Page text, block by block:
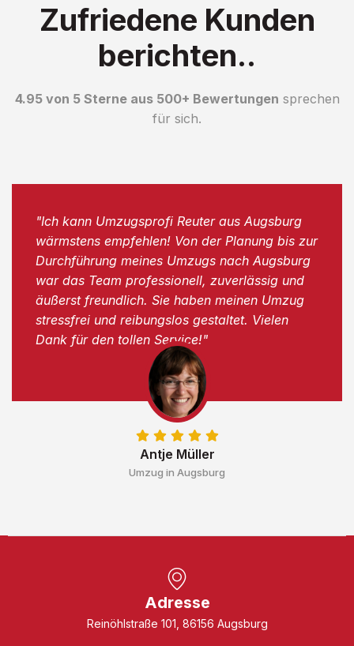
Zufriedene Kunden
berichten..
4.95 von 5 Sterne aus 500+ Bewertungen sprechen
für sich.
Antje Müller
Umzug in Augsburg
"Ich kann Umzugsprofi Reuter aus Augsburg
wärmstens empfehlen! Von der Planung bis zur
Durchführung meines Umzugs nach Augsburg
war das Team professionell, zuverlässig und
äußerst freundlich. Sie haben meinen Umzug
stressfrei und reibungslos gestaltet. Vielen
Dank für den tollen Service!"
Adresse
Reinöhlstraße 101, 86156 Augsburg